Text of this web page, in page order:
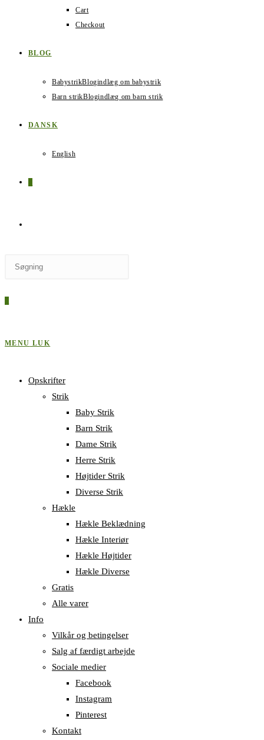
Cart
Checkout
BLOG
BabystrikBlogindlæg om babystrik
Barn strikBlogindlæg om barn strik
DANSK
English
TIL
MENU LUK
Opskrifter
Strik
Baby Strik
Barn Strik
Dame Strik
Herre Strik
Højtider Strik
Diverse Strik
Hækle
Hækle Beklædning
Hækle Interiør
Hækle Højtider
Hækle Diverse
Gratis
Alle varer
Info
Vilkår og betingelser
Salg af færdigt arbejde
Sociale medier
Facebook
Instagram
Pinterest
Kontakt